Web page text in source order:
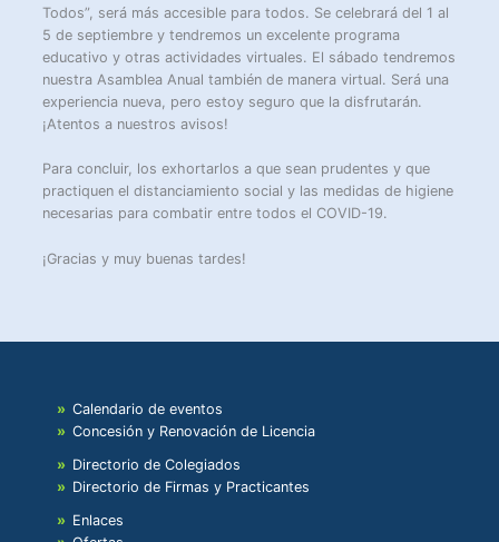
Todos”, será más accesible para todos. Se celebrará del 1 al
5 de septiembre y tendremos un excelente programa
educativo y otras actividades virtuales. El sábado tendremos
nuestra Asamblea Anual también de manera virtual. Será una
experiencia nueva, pero estoy seguro que la disfrutarán.
¡Atentos a nuestros avisos!
Para concluir, los exhortarlos a que sean prudentes y que
practiquen el distanciamiento social y las medidas de higiene
necesarias para combatir entre todos el COVID-19.
¡Gracias y muy buenas tardes!
Calendario de eventos
Concesión y Renovación de Licencia
Directorio de Colegiados
Directorio de Firmas y Practicantes
Enlaces